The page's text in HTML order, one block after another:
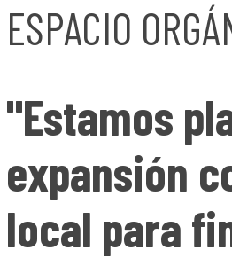
ESPACIO
"Estamos
expansión
local para